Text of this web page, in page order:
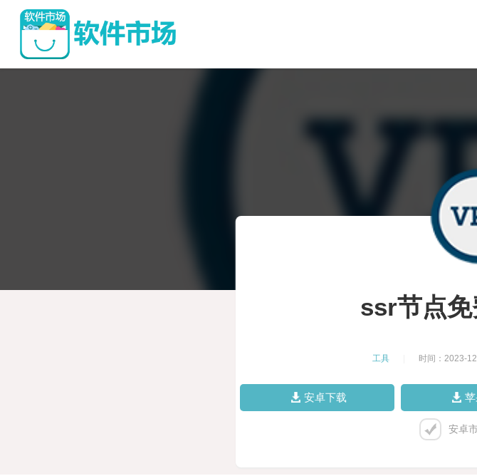
ssr节点
工具 时间：2023-
安卓下载
安卓